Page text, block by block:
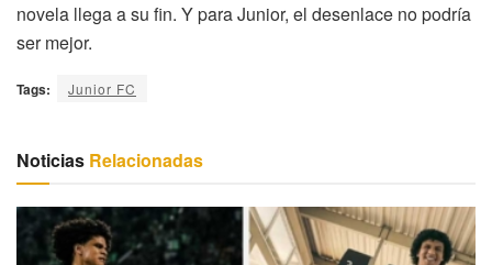
novela llega a su fin. Y para Junior, el desenlace no podría
ser mejor.
Tags: Junior FC
Noticias Relacionadas